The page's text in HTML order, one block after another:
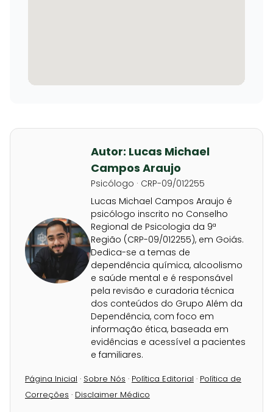
Autor: Lucas Michael
Campos Araujo
Psicólogo · CRP-09/012255
Lucas Michael Campos Araujo é
psicólogo inscrito no Conselho
Regional de Psicologia da 9ª
Região (CRP-09/012255), em Goiás.
Dedica-se a temas de
dependência química, alcoolismo
e saúde mental e é responsável
pela revisão e curadoria técnica
dos conteúdos do Grupo Além da
Dependência, com foco em
informação ética, baseada em
evidências e acessível a pacientes
e familiares.
Página Inicial · Sobre Nós · Política Editorial · Política de
Correções · Disclaimer Médico